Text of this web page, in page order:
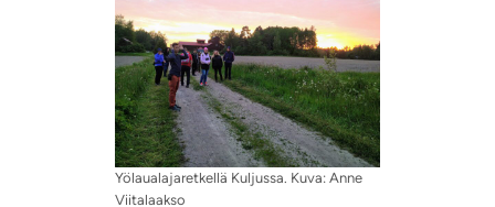
Yölaualajaretkellä Kuljussa. Kuva: Anne
Viitalaakso